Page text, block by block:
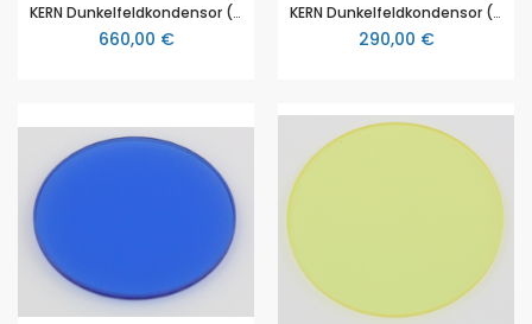
KERN Dunkelfeldkondensor (Öl) (OBB-A1538)
660,00 €
KERN Dunkelfeldkondensor (OBB-A1421)
290,00 €